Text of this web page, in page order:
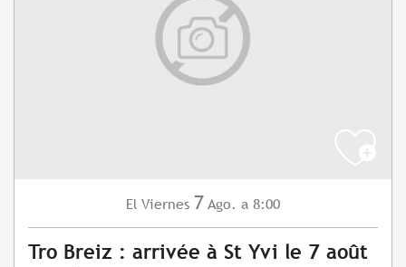
El Viernes 7 Ago. a 8:00
Tro Breiz : arrivée à St Yvi le 7 août